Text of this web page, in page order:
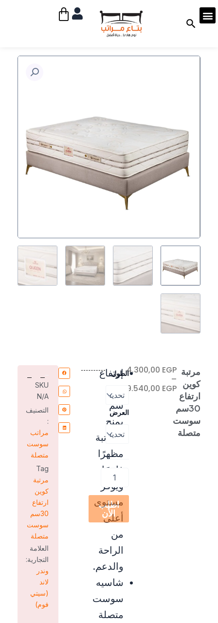
تخطي
إلى
Cart
مرتبة
كوين
ارتفاع
30سم
سوست
متصلة
4.300,00 EGP
–
9.540,00 EGP
نطاق
السعر:
من
⁦9.540,00 EGP⁩
إرتفاع
سم
يمنح
المرتبة
مظهرًا
فاخرًا
ويوفر
مستوى
أعلى
من
الراحة
والدعم.
شاسيه
سوست
متصلة
الطول
العرض
كمية
مرتبة
كوين
ارتفاع
30سم
سوست
اطلب
الأن
SKU
N/A
التصنيف
:
مراتب
سوست
متصلة
Tag
مرتبة
كوين
ارتفاع
30سم
سوست
متصلة
العلامة
التجارية:
وندر
لاند
(سيتي
فوم)